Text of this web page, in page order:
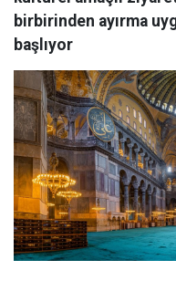
birbirinden ayırma
başlıyor